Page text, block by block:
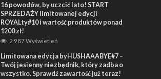
16 powodów, by uczcić lato! START
SPRZEDAŻY limitowanej edycji
ROYALty#10 i wartość produktów ponad
1200 zł!
2 987 Wyświetleń
Limitowana edycja byHUSHAAABYE#7 –
Twój jesienny niezbędnik, który zadba o
wszystko. Sprawdź zawartość już teraz!